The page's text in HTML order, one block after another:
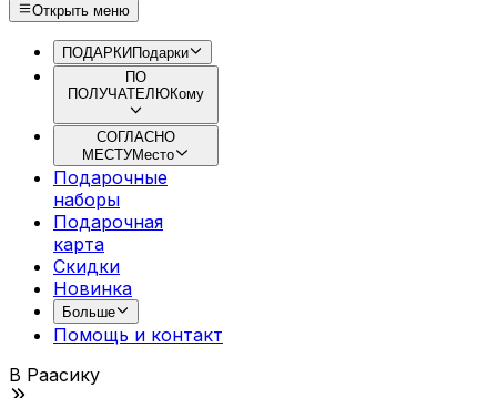
Открыть меню
ПОДАРКИ Подарки
ПО
ПОЛУЧАТЕЛЮКому
СОГЛАСНО
МЕСТУМесто
Подарочные
наборы
Подарочная
картa
Скидки
Новинка
Больше
Помощь и контакт
В Раасику